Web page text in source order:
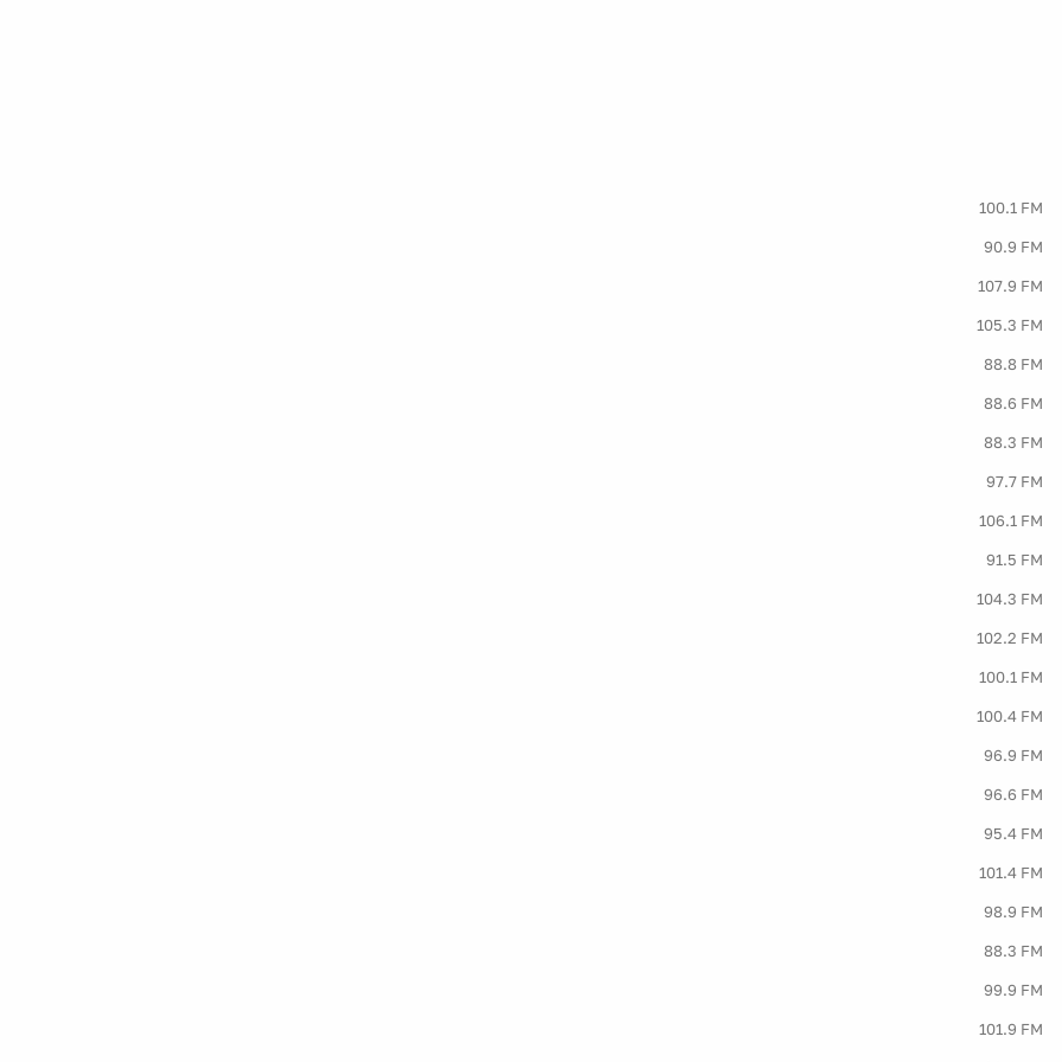
100.1 FM
90.9 FM
107.9 FM
105.3 FM
88.8 FM
88.6 FM
88.3 FM
97.7 FM
106.1 FM
91.5 FM
104.3 FM
102.2 FM
100.1 FM
100.4 FM
96.9 FM
96.6 FM
95.4 FM
101.4 FM
98.9 FM
88.3 FM
99.9 FM
101.9 FM